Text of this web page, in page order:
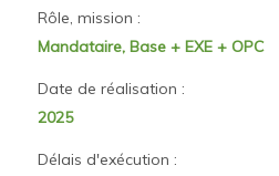
Rôle, mission :
Mandataire, Base + EXE + OPC
Date de réalisation :
2025
Délais d'exécution :